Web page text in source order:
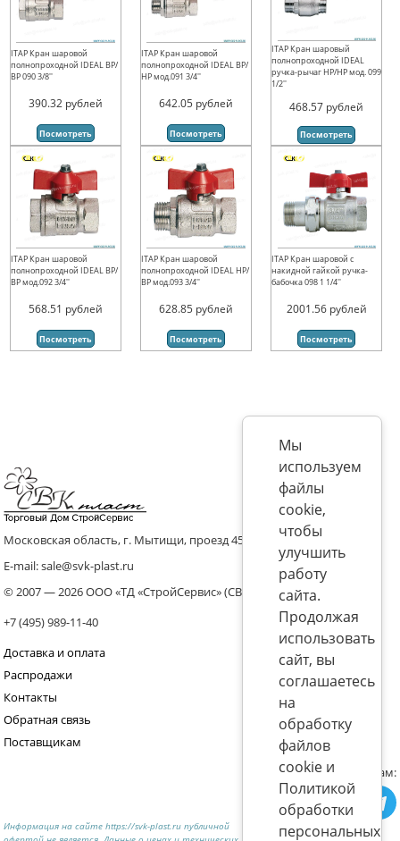
ITAP Кран шаровой
полнопроходной IDEAL ВР/
ВР 090 3/8''
390.32 рублей
Посмотреть
ITAP Кран шаровой
полнопроходной IDEAL ВР/
НР мод.091 3/4''
642.05 рублей
Посмотреть
ITAP Кран шаровый
полнопроходной IDEAL
ручка-рычаг НР/НР мод. 099
1/2''
468.57 рублей
Посмотреть
ITAP Кран шаровой
полнопроходной IDEAL ВР/
ВР мод.092 3/4''
568.51 рублей
Посмотреть
ITAP Кран шаровой
полнопроходной IDEAL НР/
ВР мод.093 3/4''
628.85 рублей
Посмотреть
ITAP Кран шаровой с
накидной гайкой ручка-
бабочка 098 1 1/4''
2001.56 рублей
Посмотреть
Московская область, г. Мытищи, проезд 4536 владение 8, стр.10
E-mail: sale@svk-plast.ru
© 2007 — 2026 ООО «ТД «СтройСервис» (СВК)
+7 (495) 989-11-40
Доставка и оплата
Распродажи
Контакты
Обратная связь
Поставщикам
Присоединяйтесь к нам:
Информация на сайте https://svk-plast.ru публичной
Мы
используем
файлы
cookie,
чтобы
улучшить
работу
сайта.
Продолжая
использовать
сайт, вы
соглашаетесь
на
обработку
файлов
cookie и
Политикой
обработки
персональных